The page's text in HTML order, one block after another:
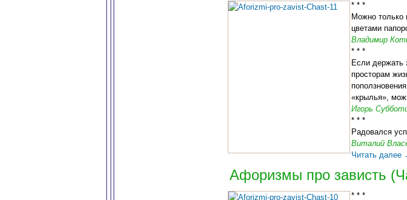
* * *
Можно только
цветами
Владимир
* * *
Если держать
просторам
«крылья»,
Игорь
* * *
Радовался
Виталий
Читать далее
Афоризмы про зависть
* * *